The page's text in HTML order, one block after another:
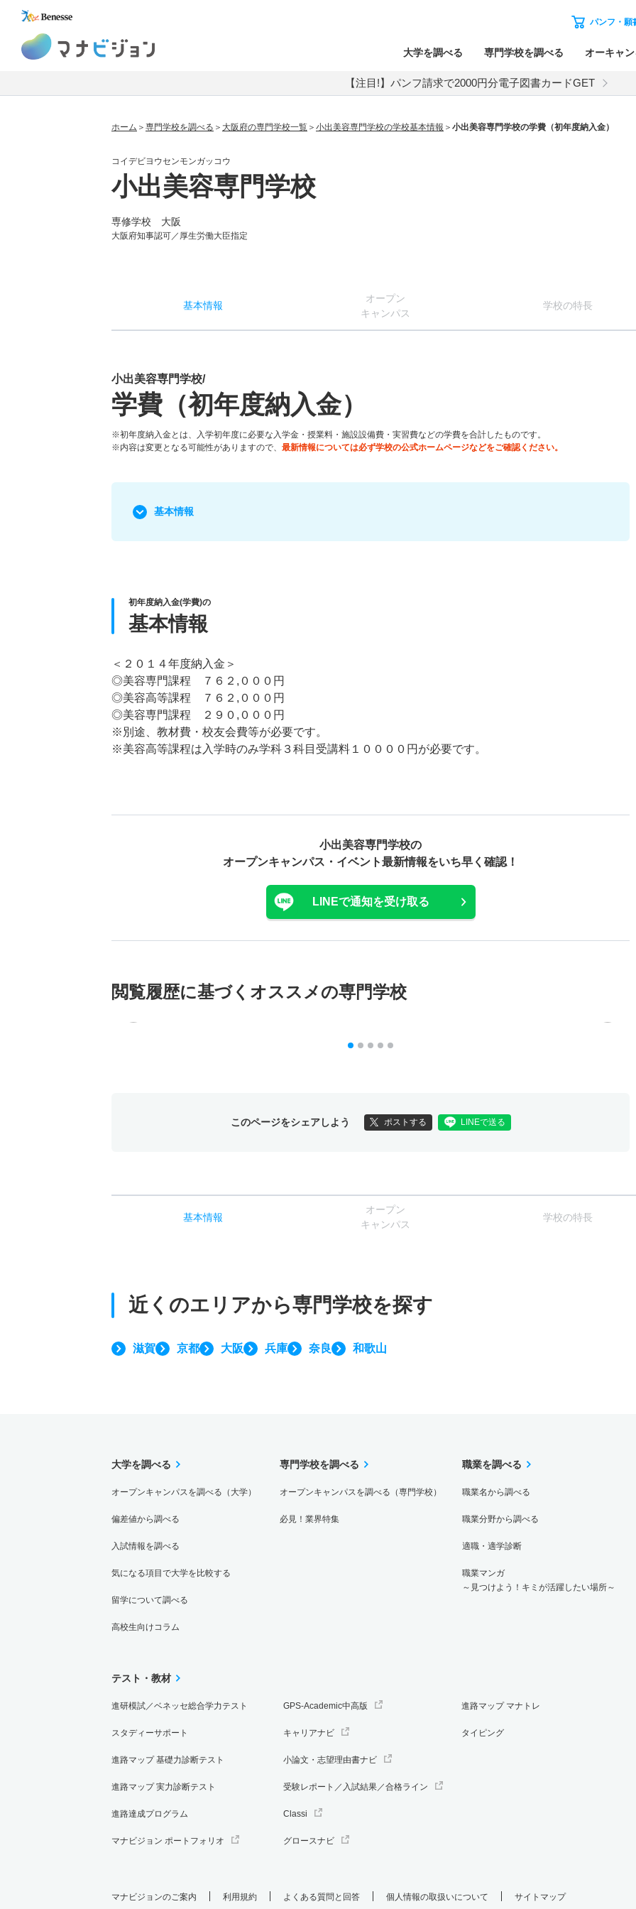
パンフ・願
大学を調べる 専門学校を調べる オーキャ
【注目!】パンフ請求で2000円分電子図書カードGET
ホーム 専門学校を調べる 大阪府の専門学校一覧 小出美容専門学校の学校基本情報 小出美容専門学校の学費（初年度納入金）
コイデビヨウセンモンガッコウ
小出美容専門学校
専修学校 大阪
大阪府知事認可／厚生労働大臣指定
基本情報
オープン
キャンパス
学校の特長
小出美容専門学校/
学費（初年度納入金）
※初年度納入金とは、入学初年度に必要な入学金・授業料・施設設備費・実習費などの学費を合計したものです。
※内容は変更となる可能性がありますので、 最新情報については必ず学校の公式ホームページなどをご確認ください。
基本情報
初年度納入金(学費)の
基本情報
＜２０１４年度納入金＞
◎美容専門課程 ７６２,０００円
◎美容高等課程 ７６２,０００円
◎美容専門課程 ２９０,０００円
※別途、教材費・校友会費等が必要です。
※美容高等課程は入学時のみ学科３科目受講料１００００円が必要です。
小出美容専門学校の
オープンキャンパス・ イベント最新情報をいち早く確認！
LINEで通知を受け取る
閲覧履歴に基づく オススメの専門学校
このページをシェアしよう ポストする LINEで送る
基本情報
オープン
キャンパス
学校の特長
近くのエリアから専門学校を探す
滋賀 京都 大阪 兵庫 奈良 和歌山
大学を調べる
オープンキャンパスを調べる（大学）
偏差値から調べる
入試情報を調べる
気になる項目で大学を比較する
留学について調べる
高校生向けコラム
専門学校を調べる
オープンキャンパスを調べる（専門学校）
必見！業界特集
職業を調べる
職業名から調べる
職業分野から調べる
適職・適学診断
職業マンガ
～見つけよう！キミが活躍したい場所～
テスト・教材
進研模試／ベネッセ総合学力テスト
スタディーサポート
進路マップ 基礎力診断テスト
進路マップ 実力診断テスト
進路達成プログラム
マナビジョン ポートフォリオ
GPS-Academic中高版
キャリアナビ
小論文・志望理由書ナビ
受験レポート／入試結果／合格ライン
Classi
グロースナビ
進路マップ マナトレ
タイピング
マナビジョンのご案内 利用規約 よくある質問と回答 個人情報の取扱いについて サイトマップ